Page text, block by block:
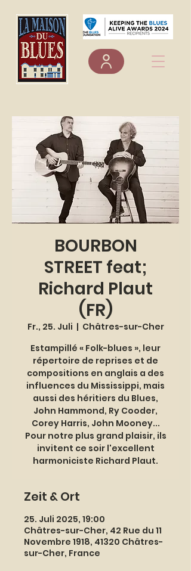
BOURBON
STREET feat;
Richard Plaut
(FR)
Fr., 25. Juli
  |
Châtres-sur-Cher
Estampillé « Folk-blues », leur
répertoire de reprises et de
compositions en anglais a des
influences du Mississippi, mais
aussi des héritiers du Blues,
John Hammond, Ry Cooder,
Corey Harris, John Mooney...
Pour notre plus grand plaisir, ils
invitent ce soir l'excellent
harmoniciste Richard Plaut.
Zeit & Ort
25. Juli 2025, 19:00
Châtres-sur-Cher, 42 Rue du 11
Novembre 1918, 41320 Châtres-
sur-Cher, France